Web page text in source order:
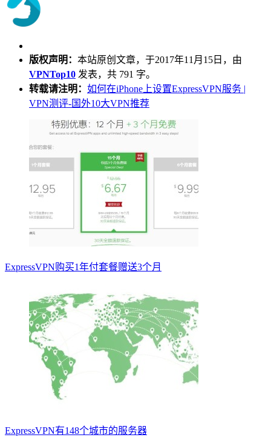
版权声明： 本站原创文章，于2017年11月15日，由
VPNTop10 发表，共 791 字。
转载请注明： 如何在iPhone上设置ExpressVPN服务 |
VPN测评-国外10大VPN推荐
ExpressVPN购买1年付套餐赠送3个月
ExpressVPN有148个城市的服务器